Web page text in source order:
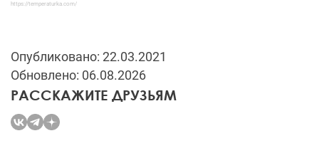
https://temperaturka.com/
Опубликовано: 22.03.2021
Обновлено: 06.08.2026
РАССКАЖИТЕ ДРУЗЬЯМ